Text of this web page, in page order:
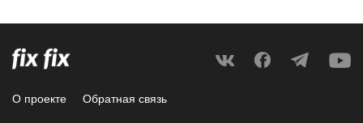
О проекте Обратная связь